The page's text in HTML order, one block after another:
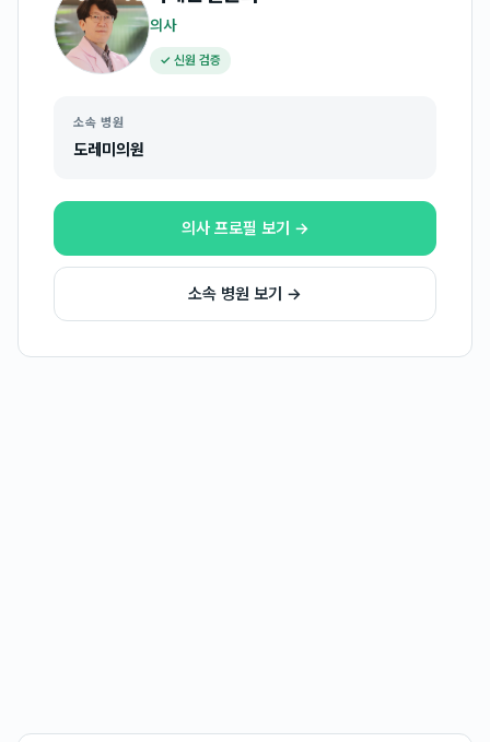
의사
✓ 신원 검증
소속 병원
도레미의원
의사 프로필 보기 →
소속 병원 보기 →